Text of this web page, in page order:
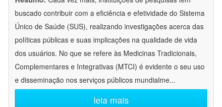
buscado contribuir com a eficiência e efetividade do Sistema
Único de Saúde (SUS), realizando investigações acerca das
políticas públicas e suas implicações na qualidade de vida
dos usuários. No que se refere às Medicinas Tradicionais,
Complementares e Integrativas (MTCI) é evidente o seu uso
e disseminação nos serviços públicos mundialme...
leia mais